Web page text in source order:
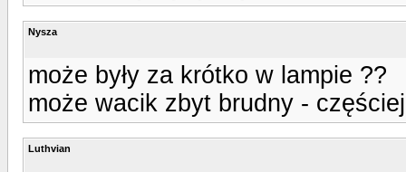
Nysza
może były za krótko w lampie ??
może wacik zbyt brudny -
Luthvian